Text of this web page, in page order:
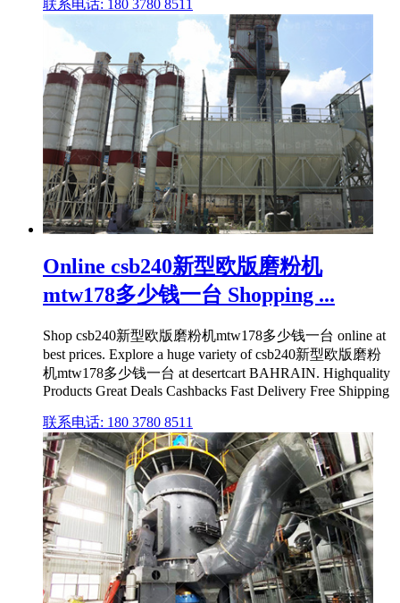
联系电话: 180 3780 8511
Online csb240新型欧版磨粉机
mtw178多少钱一台 Shopping ...
Shop csb240新型欧版磨粉机mtw178多少钱一台 online at
best prices. Explore a huge variety of csb240新型欧版磨粉
机mtw178多少钱一台 at desertcart BAHRAIN. Highquality
Products Great Deals Cashbacks Fast Delivery Free Shipping
联系电话: 180 3780 8511